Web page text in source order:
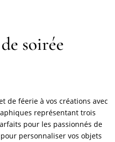
soirée
de féerie à vos créations avec
représentant trois
pour les passionnés de
personnaliser vos objets